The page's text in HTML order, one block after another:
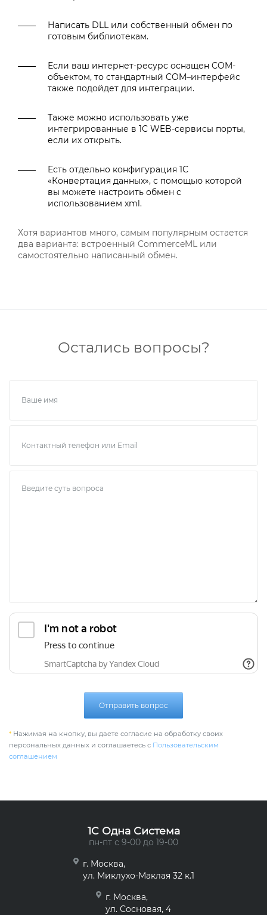
Написать DLL или собственный обмен по
готовым библиотекам.
Если ваш интернет-ресурс оснащен COM-
объектом, то стандартный COM–интерфейс
также подойдет для интеграции.
Также можно использовать уже
интегрированные в 1С WEB-сервисы порты,
если их открыть.
Есть отдельно конфигурация 1С
«Конвертация данных», с помощью которой
вы можете настроить обмен с
использованием xml.
Хотя вариантов много, самым популярным остается
два варианта: встроенный CommerceML или
самостоятельно написанный обмен.
Остались вопросы?
Отправить вопрос
* Нажимая на кнопку, вы даете согласие на обработку своих
персональных данных и соглашаетесь с Пользовательским
соглашением
1C Одна Система
пн-пт с 9-00 до 19-00
г. Москва,
ул. Миклухо-Маклая 32 к.1
г. Москва,
ул. Сосновая, 4